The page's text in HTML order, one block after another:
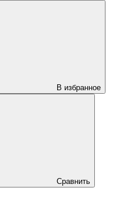
В избранное
Сравнить